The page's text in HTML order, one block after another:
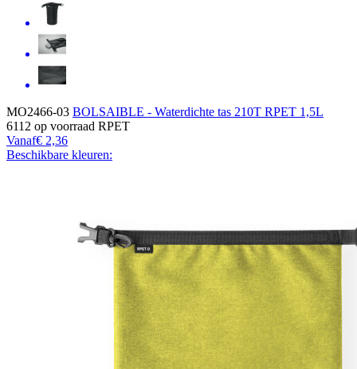
MO2466-03 BOLSAIBLE - Waterdichte tas 210T RPET 1,5L
6112 op voorraad RPET
Vanaf€ 2,36
Beschikbare kleuren: